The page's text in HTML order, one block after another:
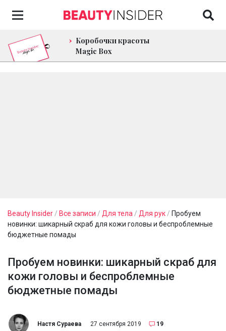
Коробочки красоты
Magic Box
Beauty Insider / Все записи / Для тела / Для рук / Пробуем
новинки: шикарный скраб для кожи головы и беспроблемные
бюджетные помады
Пробуем новинки: шикарный скраб для
кожи головы и беспроблемные
бюджетные помады
Настя Сураева 27 сентября 2019 19